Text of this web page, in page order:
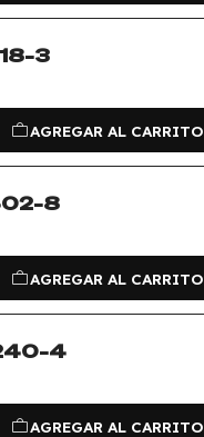
3
AGREGAR AL CARRITO
8
AGREGAR AL CARRITO
4
AGREGAR AL CARRITO